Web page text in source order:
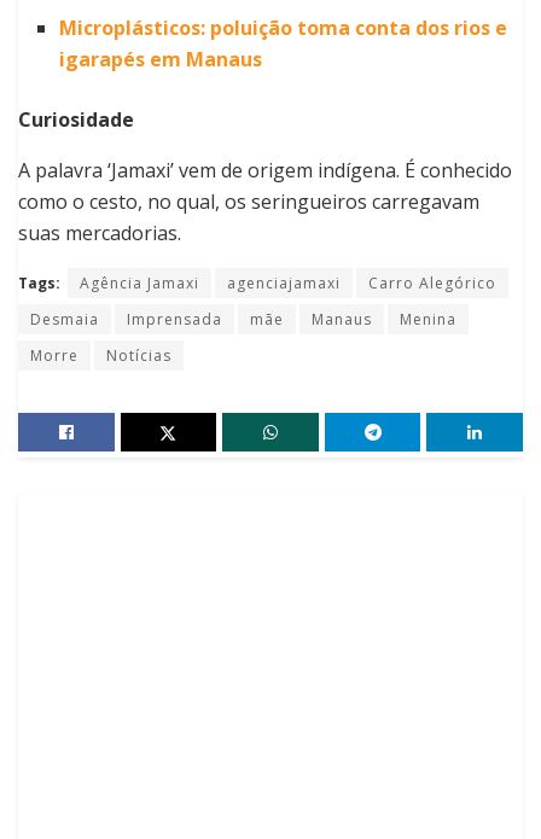
Microplásticos: poluição toma conta dos rios e
igarapés em Manaus
Curiosidade
A palavra ‘Jamaxi’ vem de origem indígena. É conhecido
como o cesto, no qual, os seringueiros carregavam
suas mercadorias.
Tags: Agência Jamaxi agenciajamaxi
Carro Alegórico
Desmaia
Imprensada mãe Manaus
Menina
Morre
Notícias